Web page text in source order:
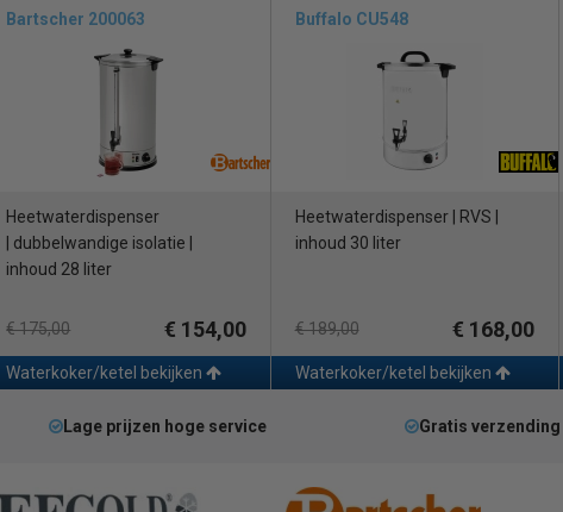
Bartscher 200063
Heetwaterdispenser
| dubbelwandige isolatie |
inhoud 28 liter
€ 175,00 € 154,00
Waterkoker/ketel bekijken
Buffalo CU548
Heetwaterdispenser | RVS |
inhoud 30 liter
€ 189,00 € 168,00
Waterkoker/ketel bekijken
Lage prijzen hoge service Gratis verzending